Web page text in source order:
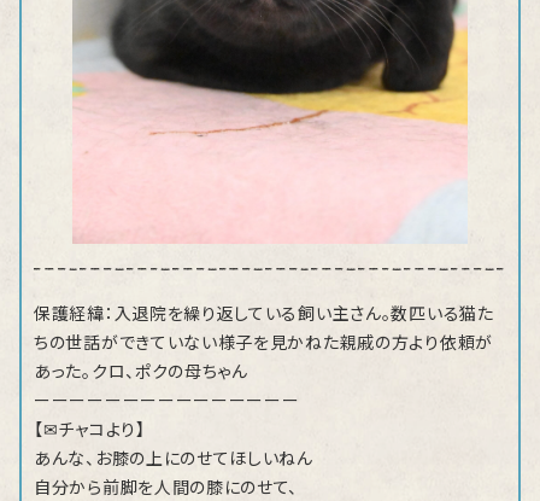
保護経緯：入退院を繰り返している飼い主さん。数匹いる猫た
ちの世話ができていない様子を見かねた親戚の方より依頼が
あった。クロ、ポクの母ちゃん
ーーーーーーーーーーーーーーー
【✉チャコより】
あんな、お膝の上にのせてほしいねん
自分から前脚を人間の膝にのせて、